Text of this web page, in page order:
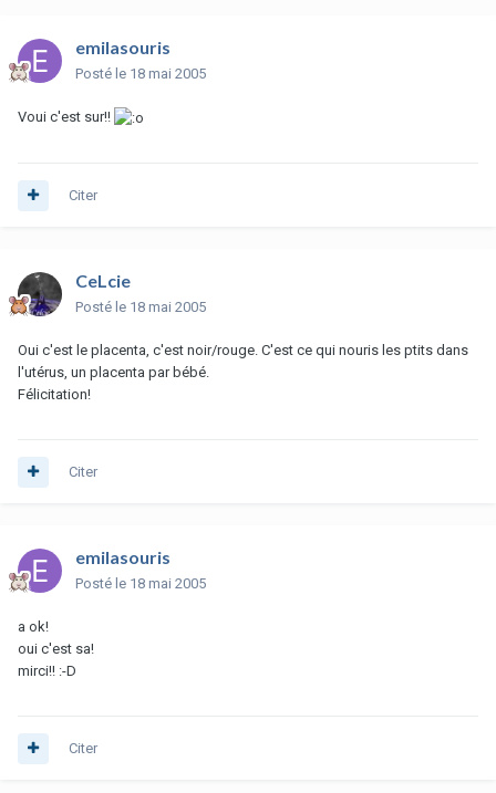
emilasouris
Posté le 18 mai 2005
Voui c'est sur!!
Citer
CeLcie
Posté le 18 mai 2005
Oui c'est le placenta, c'est noir/rouge. C'est ce qui nouris les ptits dans
l'utérus, un placenta par bébé.
Félicitation!
Citer
emilasouris
Posté le 18 mai 2005
a ok!
oui c'est sa!
mirci!! :-D
Citer